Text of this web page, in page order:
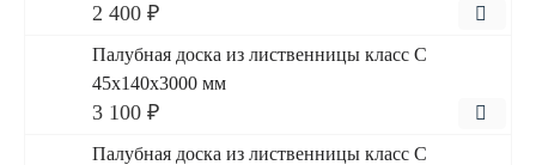
2 400 ₽
Палубная доска из лиственницы класс С
45x140x3000 мм
3 100 ₽
Палубная доска из лиственницы класс С